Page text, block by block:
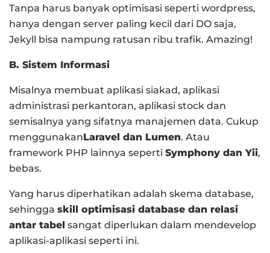
Tanpa harus banyak optimisasi seperti wordpress,
hanya dengan server paling kecil dari DO saja,
Jekyll bisa nampung ratusan ribu trafik. Amazing!
B. Sistem Informasi
Misalnya membuat aplikasi siakad, aplikasi
administrasi perkantoran, aplikasi stock dan
semisalnya yang sifatnya manajemen data. Cukup
menggunakanLaravel dan Lumen. Atau
framework PHP lainnya seperti Symphony dan Yii,
bebas.
Yang harus diperhatikan adalah skema database,
sehingga skill optimisasi database dan relasi
antar tabel sangat diperlukan dalam mendevelop
aplikasi-aplikasi seperti ini.